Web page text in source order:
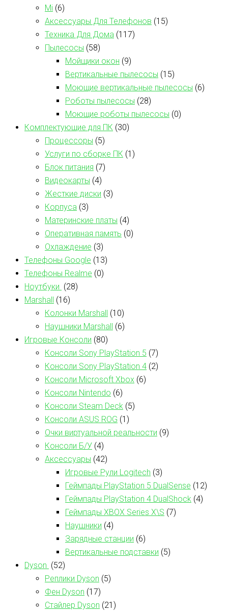
Mi (6)
Аксессуары Для Телефонов (15)
Техника Для Дома (117)
Пылесосы (58)
Мойщики окон (9)
Вертикальные пылесосы (15)
Моющие вертикальные пылесосы (6)
Роботы пылесосы (28)
Моющие роботы пылесосы (0)
Комплектующие для ПК (30)
Процессоры (5)
Услуги по сборке ПК (1)
Блок питания (7)
Видеокарты (4)
Жесткие диски (3)
Корпуса (3)
Материнские платы (4)
Оперативная память (0)
Охлаждение (3)
Телефоны Google (13)
Телефоны Realme (0)
Ноутбуки (28)
Marshall (16)
Колонки Marshall (10)
Наушники Marshall (6)
Игровые Консоли (80)
Консоли Sony PlayStation 5 (7)
Консоли Sony PlayStation 4 (2)
Консоли Microsoft Xbox (6)
Консоли Nintendo (6)
Консоли Steam Deck (5)
Консоли ASUS ROG (1)
Очки виртуальной реальности (9)
Консоли Б/У (4)
Аксессуары (42)
Игровые Рули Logitech (3)
Геймпады PlayStation 5 DualSense (12)
Геймпады PlayStation 4 DualShock (4)
Геймпады XBOX Series X\S (7)
Наушники (4)
Зарядные станции (6)
Вертикальные подставки (5)
Dyson (52)
Реплики Dyson (5)
Фен Dyson (17)
Стайлер Dyson (21)